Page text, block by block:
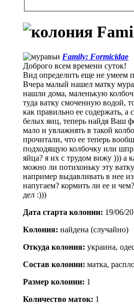
Family: Formicidae
Доброго всем времени суток!
Вид определить еще не умеем
Вчера малый нашел матку
нашли дома, маленькую
туда ватку смоченную водой,
как правильно ее содержать,
белых яиц, теперь найдя Ваш
мало и увлажнять в такой
прочитали, что ее теперь
подходящую колбочку или
яйца? я их с трудом вижу ))) а
можно ли потихоньку эту
например выдавливать в нее
напугаем? кормить ли ее и
дел :)))
Дата старта кoлонии: 19/06/
Кoлония: найдена (случайно)
Откуда кoлония: украина,
Состав кoлонии: матка,
Размер кoлонии: 1
Количество маток: 1